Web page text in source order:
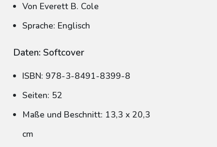
Von Everett B. Cole
Sprache: Englisch
Daten: Softcover
ISBN: 978-3-8491-8399-8
Seiten: 52
Maße und Beschnitt: 13,3 x 20,3
cm